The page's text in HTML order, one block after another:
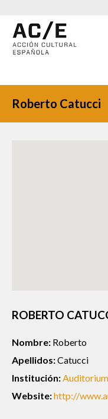
Roberto Catucci
ROBERTO
Nombre: Roberto
Apellidos:Catucci
Institución:
Website:http://